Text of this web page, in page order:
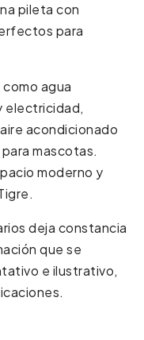
pileta con
para
agua
electricidad,
acondicionado
mascotas.
moderno y
deja constancia
que se
e ilustrativo,